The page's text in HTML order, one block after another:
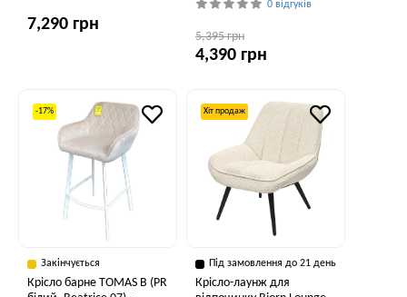
7,290 грн
0 відгуків
5,395 грн
4,390 грн
-17%
Закінчується
Крісло барне TOMAS B (PR
Хіт продаж
Під замовлення до 21 день
Крісло-лаунж для